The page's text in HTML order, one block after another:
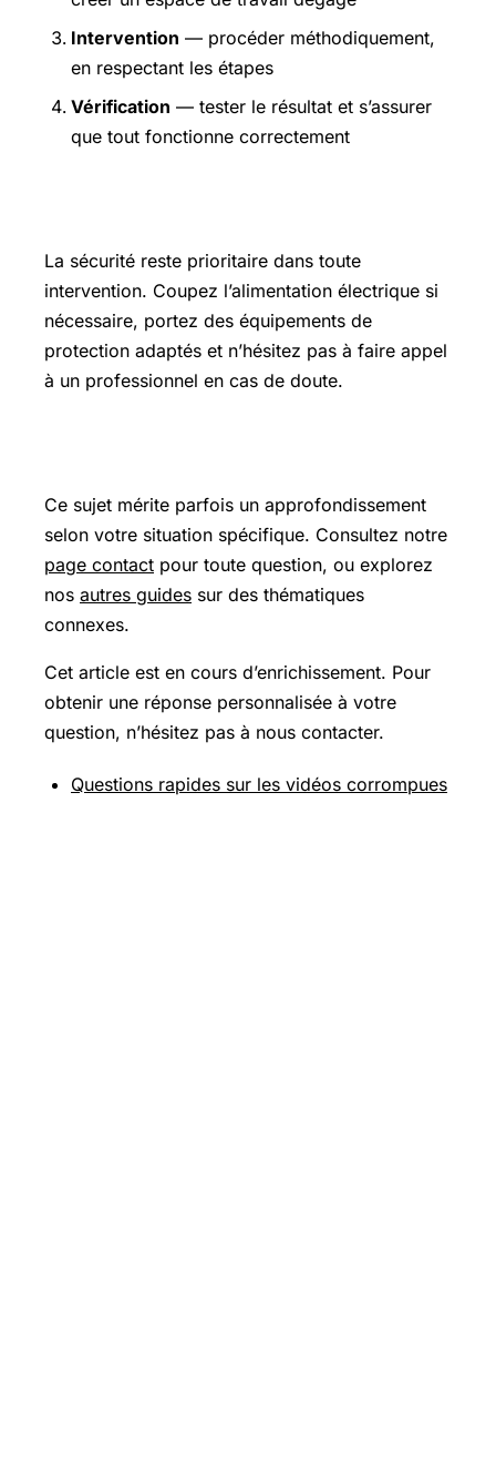
Intervention — procéder méthodiquement,
en respectant les étapes
Vérification — tester le résultat et s’assurer
que tout fonctionne correctement
La sécurité reste prioritaire dans toute
intervention. Coupez l’alimentation électrique si
nécessaire, portez des équipements de
protection adaptés et n’hésitez pas à faire appel
à un professionnel en cas de doute.
Ce sujet mérite parfois un approfondissement
selon votre situation spécifique. Consultez notre
page contact pour toute question, ou explorez
nos autres guides sur des thématiques
connexes.
Cet article est en cours d’enrichissement. Pour
obtenir une réponse personnalisée à votre
question, n’hésitez pas à nous contacter.
Questions rapides sur les vidéos corrompues